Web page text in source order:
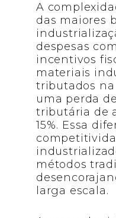
A
das maiores
despesas
incentivos
materiais
tributados
uma perda
tributária de
15%. Essa
métodos
larga escala.